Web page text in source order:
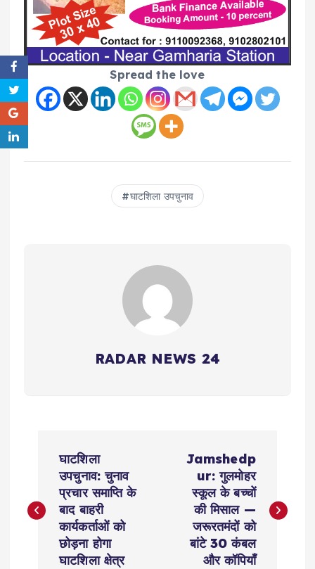
Spread the love
घाटशिला उपचुनाव
RADAR NEWS 24
s
घाटशिला
उपचुनाव: चुनाव
प्रचार समाप्ति के
बाद बाहरी
कार्यकर्ताओं को
छोड़ना होगा
घाटशिला क्षेत्र
Jamshedp
ur: गुलमोहर
स्कूल के बच्चों
की मिसाल —
जरूरतमंदों को
बांटे 30 कंबल
और कॉपियाँ